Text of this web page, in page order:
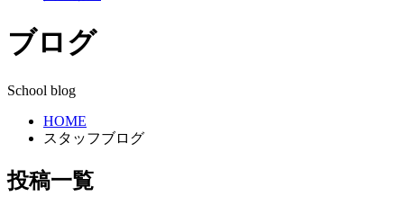
ブログ
School blog
HOME
スタッフブログ
投稿一覧